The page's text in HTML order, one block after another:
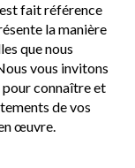
fait référence
la manière
que nous
vous invitons
connaître et
de vos
œuvre.